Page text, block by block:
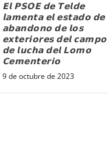
𝗘𝗹 𝗣𝗦𝗢𝗘 𝗱𝗲 𝗧𝗲𝗹𝗱𝗲
𝗹𝗮𝗺𝗲𝗻𝘁𝗮 𝗲𝗹 𝗲𝘀𝘁𝗮𝗱𝗼 𝗱𝗲
𝗮𝗯𝗮𝗻𝗱𝗼𝗻𝗼 𝗱𝗲 𝗹𝗼𝘀
𝗲𝘅𝘁𝗲𝗿𝗶𝗼𝗿𝗲𝘀 𝗱𝗲𝗹 𝗰𝗮𝗺𝗽𝗼
𝗱𝗲 𝗹𝘂𝗰𝗵𝗮 𝗱𝗲𝗹 𝗟𝗼𝗺𝗼
𝗖𝗲𝗺𝗲𝗻𝘁𝗲𝗿𝗶𝗼
9 de octubre de 2023